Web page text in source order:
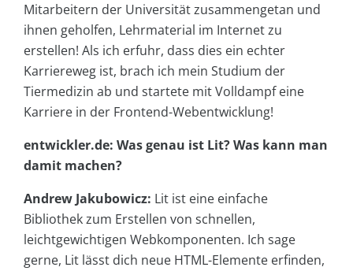
Mitarbeitern der Universität zusammengetan und
ihnen geholfen, Lehrmaterial im Internet zu
erstellen! Als ich erfuhr, dass dies ein echter
Karriereweg ist, brach ich mein Studium der
Tiermedizin ab und startete mit Volldampf eine
Karriere in der Frontend-Webentwicklung!
entwickler.de: Was genau ist Lit? Was kann man
damit machen?
Andrew Jakubowicz: Lit ist eine einfache
Bibliothek zum Erstellen von schnellen,
leichtgewichtigen Webkomponenten. Ich sage
gerne, Lit lässt dich neue HTML-Elemente erfinden,